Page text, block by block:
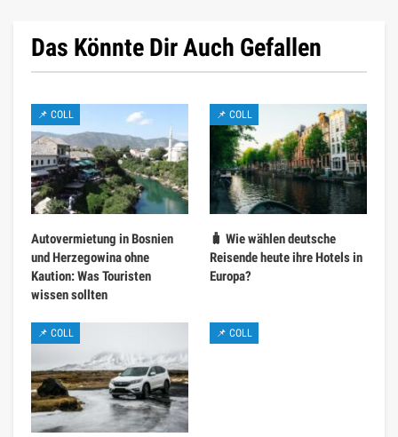
Das Könnte Dir Auch Gefallen
📌 COLL
Autovermietung in Bosnien
und Herzegowina ohne
Kaution: Was Touristen
wissen sollten
📌 COLL
🧳 Wie wählen deutsche
Reisende heute ihre Hotels in
Europa?
📌 COLL 📌 COLL